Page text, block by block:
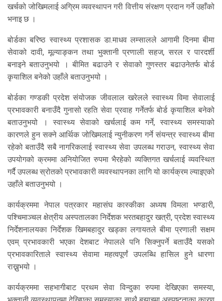
खर्चको जोखिमलाई अग्रिम व्यवस्थापन गरी वित्तीय संरक्षण प्रदान गर्ने उहाँको
भनाइ छ ।
बोर्डका बरिष्ठ स्वास्थ्य प्रशासक डा.माधव लम्सालले आगामी दिनमा बीमा
सेवाको दावी, मूल्याङ्कन तथा भुक्तानी प्रणाली सहज, सरल र पारदर्शी
बनाइने बताउनुभयो । बीमित बढाउने र सेवाको गुणस्तर बढाउनेतर्फ बोर्ड
कृयाशिल बनेको उहाँले बताउनुभयो ।
बोर्डका गण्डकी प्रदेश संयोजक जीवलाल खरेलले स्वास्थ्य विमा सेवालाई
प्रभावकारी बनाउँदै गुनासो रहति सेवा प्रवाह गर्नेतर्फ बोर्ड कृयाशिल बनेको
बताउनुभयो । स्वास्थ्य सेवाको खर्चलाई कम गर्ने, स्वास्थ्य समस्याको
कारणले हुन सक्ने आर्थिक जोखिमलाई न्युनीकरण गर्ने संयन्त्र स्वास्थ्य बीमा
रहेको बताउँदै सबै नागरिकलाई स्वास्थ्य सेवा उपलब्ध गराउन, स्वास्थ्य सेवा
उपयोगको क्रममा अनियोजित रुपमा भैरहेको व्यक्तिगत खर्चलाई व्यवस्थित
गर्दै उपलब्ध स्रोतको प्रभावकारी व्यवस्थापनका लागि यो कार्यक्रम ल्याइएको
उहाँले बताउनुभयो ।
कार्यक्रममा नेपाल पत्रकार महासंघ कास्कीका अध्यष विमला भण्डारी,
पश्चिमाञ्चल क्षेत्रीय अस्पतालका निर्देशक भरतबहादुर खत्री, प्रदेश स्वास्थ्य
निर्देशनालयका निर्देशक खिमबहादुर खड्का लगायतले बीमा प्रणाली सक्षम
एवम् प्रभावकारी भएका देशबाट नेपालले पनि सिक्नुपर्ने बताउँदै यसको
प्रभावकारिताले स्वास्थ्य सेवामा महत्वपूर्णं उपलब्धि हासिल हुने धारणा
राख्नुभयो ।
कार्यक्रममा सहभागीबाट प्रथम सेवा विन्दुका रुपमा देखिएका समस्या,